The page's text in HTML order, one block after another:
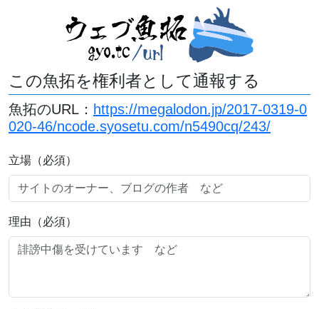
この魚拓を権利者として通報する
魚拓のURL： https://megalodon.jp/2017-0319-0
020-46/ncode.syosetu.com/n5490cq/243/
立場（必須）
理由（必須）